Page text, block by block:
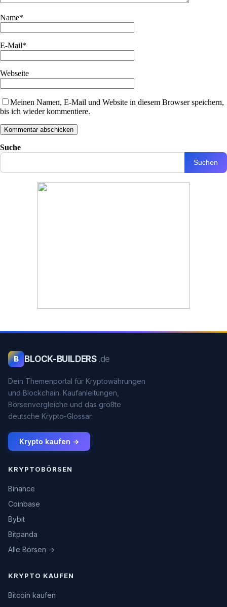
Name*
E-Mail*
Webseite
Meinen Namen, E-Mail und Website in diesem Browser speichern,
bis ich wieder kommentiere.
Suche
Suchen
B BLOCK-BUILDERS .de
Dein Themenportal für Kryptowährungen
und Blockchain. Kaufanleitungen,
Börsenvergleiche und das größte
deutsche Krypto-Glossar.
Krypto kaufen →
KRYPTOBÖRSEN
Binance
Coinbase
Bybit
Bitpanda
Alle Börsen →
KRYPTO KAUFEN
Bitcoin kaufen